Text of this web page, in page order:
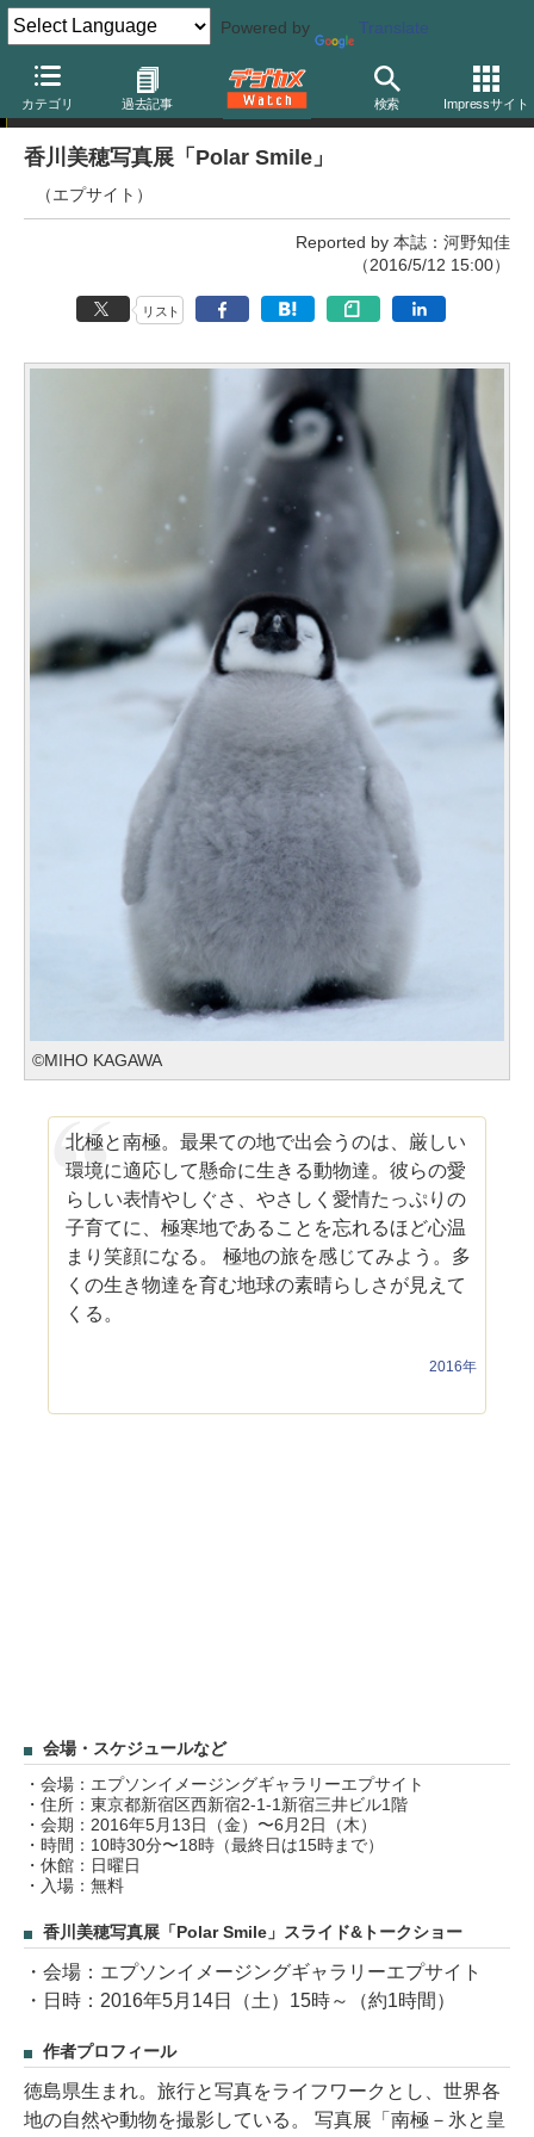
Powered by Translate
カテゴリ 過去記事 検索 Impressサイト
写真展
香川美穂写真展「Polar Smile」
（エプサイト）
Reported by 本誌：河野知佳
（2016/5/12 15:00）
リスト
©MIHO KAGAWA
北極と南極。最果ての地で出会うのは、厳しい
環境に適応して懸命に生きる動物達。彼らの愛
らしい表情やしぐさ、やさしく愛情たっぷりの
子育てに、極寒地であることを忘れるほど心温
まり笑顔になる。 極地の旅を感じてみよう。多
くの生き物達を育む地球の素晴らしさが見えて
くる。
2016年
会場・スケジュールなど
・会場：エプソンイメージングギャラリーエプサイト
・住所：東京都新宿区西新宿2-1-1新宿三井ビル1階
・会期：2016年5月13日（金）〜6月2日（木）
・時間：10時30分〜18時（最終日は15時まで）
・休館：日曜日
・入場：無料
香川美穂写真展「Polar Smile」スライド&トークショー
・会場：エプソンイメージングギャラリーエプサイト
・日時：2016年5月14日（土）15時～（約1時間）
作者プロフィール
徳島県生まれ。旅行と写真をライフワークとし、世界各
地の自然や動物を撮影している。 写真展「南極－氷と皇